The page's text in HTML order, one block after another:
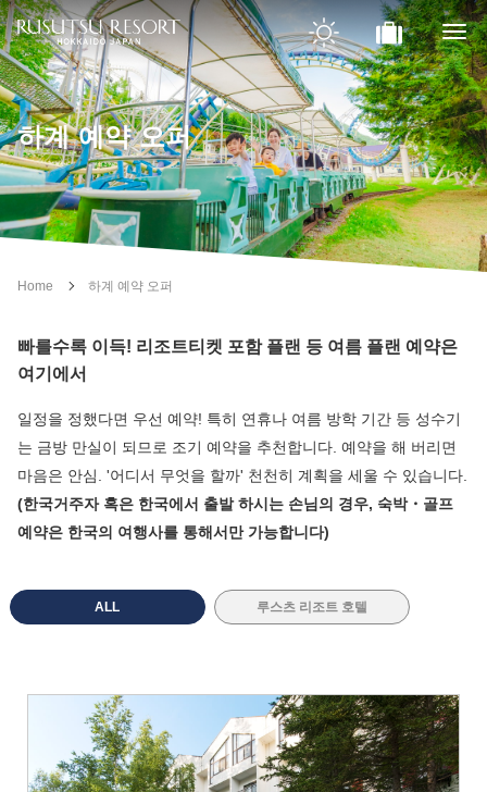
하계 예약 오퍼
Home 하계 예약 오퍼
빠를수록 이득! 리조트티켓 포함 플랜 등 여름 플랜 예약은
여기에서
일정을 정했다면 우선 예약! 특히 연휴나 여름 방학 기간 등 성수기
는 금방 만실이 되므로 조기 예약을 추천합니다. 예약을 해 버리면
마음은 안심. '어디서 무엇을 할까' 천천히 계획을 세울 수 있습니다.
(한국거주자 혹은 한국에서 출발 하시는 손님의 경우, 숙박・골프
예약은 한국의 여행사를 통해서만 가능합니다)
ALL 루스츠 리조트 호텔